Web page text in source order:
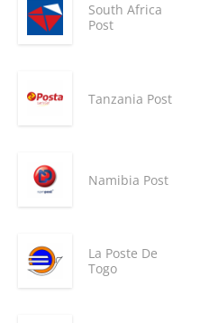
South Africa
Post
Tanzania Post
Namibia Post
La Poste De
Togo